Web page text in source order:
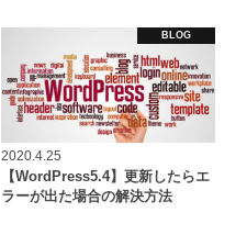
BLOG
2020.4.25
【WordPress5.4】更新したらエ
ラーが出た場合の解決方法